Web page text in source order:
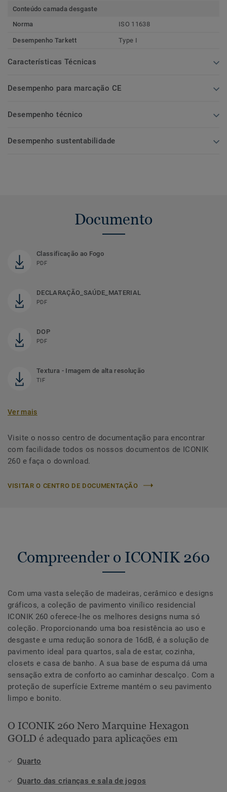
Conteúdo camada desgaste
Norma
ISO 11638
Desempenho Tarkett Type I
Características Técnicas
Desempenho para marcação CE
Desempenho técnico
Desempenho sustentabilidade
Documento
Classificação ao Fogo
PDF
DECLARAÇÃO_SAÚDE_MATERIAL
PDF
DOP
PDF
Textura - Imagem de alta resolução
TIF
Ver mais
Visite o nosso centro de documentação para encontrar
com facilidade todos os nossos documentos de ICONIK
260 e faça o download.
VISITAR O CENTRO DE DOCUMENTAÇÃO
Compreender o ICONIK 260
Com uma vasta seleção de madeiras, cerâmico e designs
gráficos, a coleção de pavimento vinílico residencial
ICONIK 260 oferece-lhe os melhores designs numa só
coleção. Proporcionando uma boa resistência ao uso e
desgaste e uma redução sonora de 16dB, é a solução de
pavimento ideal para quartos, sala de estar, cozinha,
closets e casa de banho. A sua base de espuma dá uma
sensação extra de conforto ao caminhar descalço. Com a
proteção de superfície Extreme mantém o seu pavimento
limpo e bonito.
O ICONIK 260 Nero Marquine Hexagon
GOLD é adequado para aplicações em
Quarto
Quarto das crianças e sala de jogos